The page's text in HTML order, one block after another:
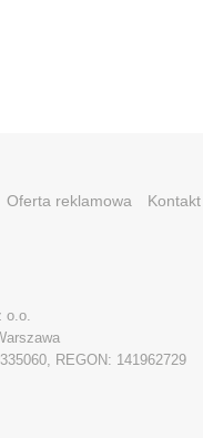
Oferta reklamowa Kontakt
REGON: 141962729